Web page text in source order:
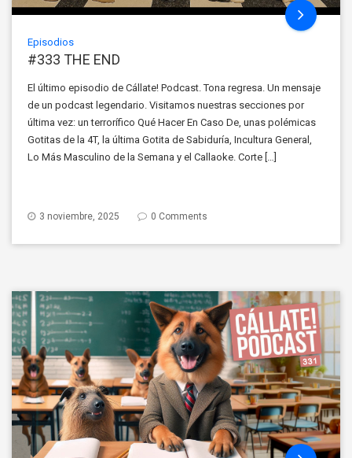
Episodios
#333 THE END
El último episodio de Cállate! Podcast. Tona regresa. Un mensaje
de un podcast legendario. Visitamos nuestras secciones por
última vez: un terrorífico Qué Hacer En Caso De, unas polémicas
Gotitas de la 4T, la última Gotita de Sabiduría, Incultura General,
Lo Más Masculino de la Semana y el Callaoke. Corte […]
3 noviembre, 2025 0 Comments